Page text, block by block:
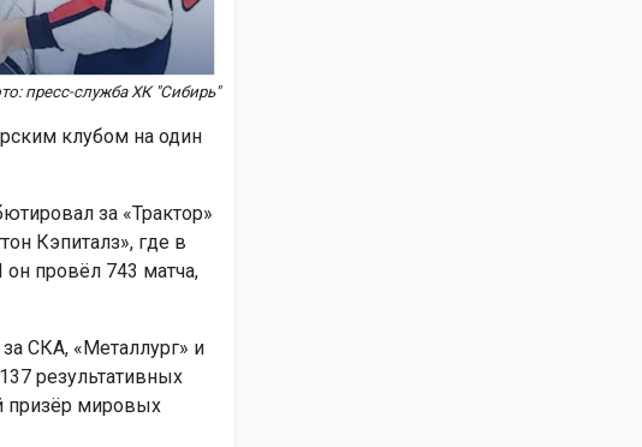
пресс-служба ХК "Сибирь"
клубом на один
за «Трактор»
Кэпиталз», где в
провёл 743 матча,
СКА, «Металлург» и
результативных
призёр мировых